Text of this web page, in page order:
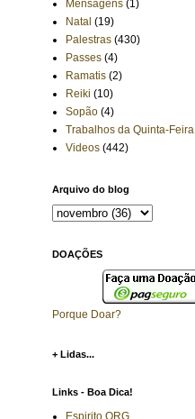
Mensagens (1)
Natal (19)
Palestras (430)
Passes (4)
Ramatis (2)
Reiki (10)
Sopão (4)
Trabalhos da Quinta-Feira
Videos (442)
Arquivo do blog
DOAÇÕES
Porque Doar?
+ Lidas...
Links - Boa Dica!